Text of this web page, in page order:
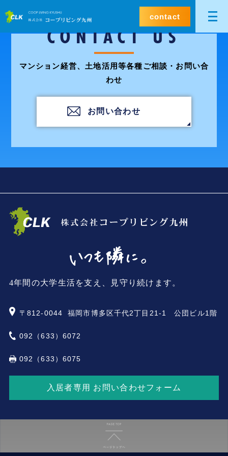
contact
CONTACT US
マンション経営、土地活用等各種ご相談・お問い合
わせ
お問い合わせ
4年間の大学生活を支え、見守り続けます。
〒812-0044 福岡市博多区千代2丁目21-1 公団ビル1階
092（633）6072
092（633）6075
入居者専用 お問い合わせフォーム